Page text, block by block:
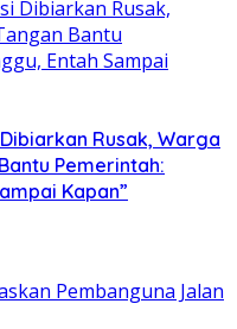
Rusak, Warga
Pemerintah:
Kapan”